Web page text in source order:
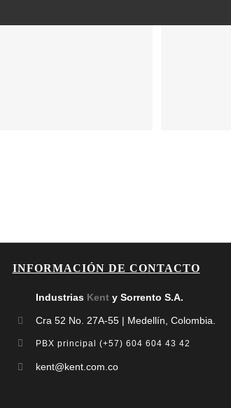
INFORMACIÓN DE CONTACTO
Industrias Kent y Sorrento S.A.
Cra 52 No. 27A-55 | Medellín, Colombia.
PBX principal (+57) 604 604 43 42
kent@kent.com.co